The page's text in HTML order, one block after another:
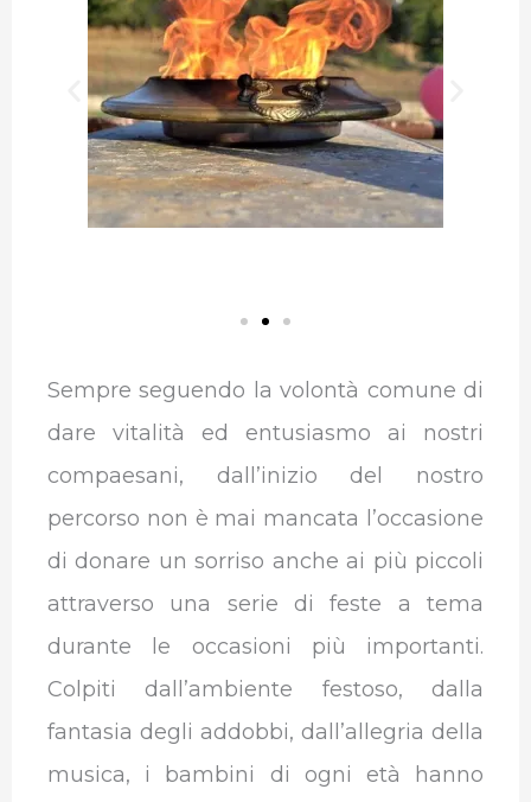
Sempre seguendo la volontà comune di
dare vitalità ed entusiasmo ai nostri
compaesani, dall’inizio del nostro
percorso non è mai mancata l’occasione
di donare un sorriso anche ai più piccoli
attraverso una serie di feste a tema
durante le occasioni più importanti.
Colpiti dall’ambiente festoso, dalla
fantasia degli addobbi, dall’allegria della
musica, i bambini di ogni età hanno